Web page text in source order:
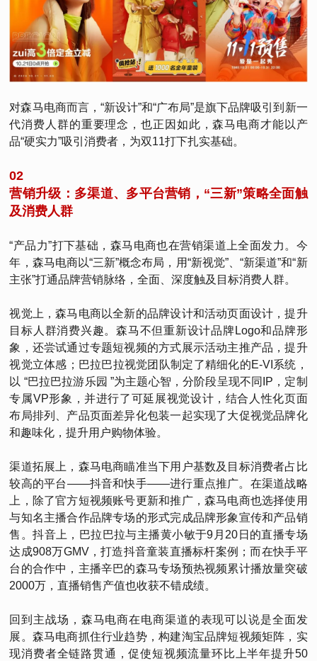
对森马电商而言，“新设计”和“广布局”是旗下品牌吸引到新一
代消费人群的重要理念，也正因如此，森马电商才能以产
品“硬实力”吸引消费者，为双11打下扎实基础。
02
营销升级：多渠道、多平台营销，“三新”策略全面触
及消费人群
“产品力”打下基础，森马电商也在营销渠道上全面发力。今
年，森马电商以“三新”概念布局，用“新视觉”、“新渠道”和“新
主张”打通品牌营销脉络，全面、深度触及目标消费人群。
视觉上，森马电商以全新的品牌设计和活动页面设计，提升
目标人群消费兴趣。森马不但重新设计品牌Logo和品牌形
象，还尝试通过专题短视频的方式展示活动主推产品，提升
视觉立体感；巴拉巴拉视觉团队制定了精细化的E-VI系统，
以 “巴拉巴拉游乐园 ”为主题心智，分阶段呈现不同IP，定制
专属VP形象，并进行了可延展视觉设计，结合人性化页面
布局排列、产品页面差异化包装一起实现了大促视觉品牌化
和趣味化，提升用户购物体验。
渠道拓展上，森马电商瞄准当下用户基数及目标消费者占比
较高的平台——抖音和快手——进行重点推广。在渠道战略
上，除了官方短视频账号更新和推广，森马电商也选择使用
与知名主播合作品牌专场的形式完成品牌形象宣传和产品销
售。抖音上，巴拉巴拉与主播黄小敏于9月20日的直播专场
达成908万GMV，打造抖音童装直播标杆案例；而在快手平
台的合作中，主播辛巴的森马专场预热视频累计播放量突破
2000万，直播销售产值也收获不错成绩。
回到主战场，森马电商在电商渠道的表现可以说是全面发
展。森马电商抓住行业趋势，构建淘宝品牌短视频矩阵，实
现消费者全链路贯通，促使短视频流量环比上半年提升50